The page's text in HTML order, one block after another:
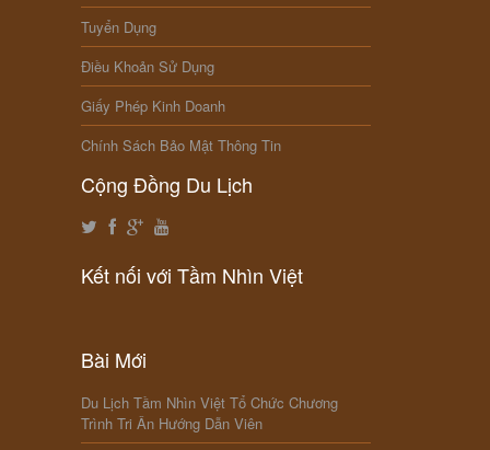
Tuyển Dụng
Điều Khoản Sử Dụng
Giấy Phép Kinh Doanh
Chính Sách Bảo Mật Thông Tin
Cộng Đồng Du Lịch
Kết nối với Tầm Nhìn Việt
Bài Mới
Du Lịch Tầm Nhìn Việt Tổ Chức Chương
Trình Tri Ân Hướng Dẫn Viên